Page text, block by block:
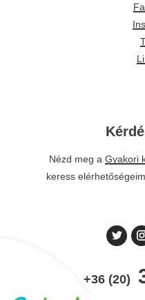
Nézd meg a Gyakori
keress
+36 (20)